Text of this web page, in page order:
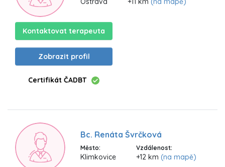
Kontaktovat terapeuta
Zobrazit profil
Certifikát ČADBT
Bc. Renáta Švrčková
Město:
Klimkovice
Vzdálenost:
+12 km (na mapě)